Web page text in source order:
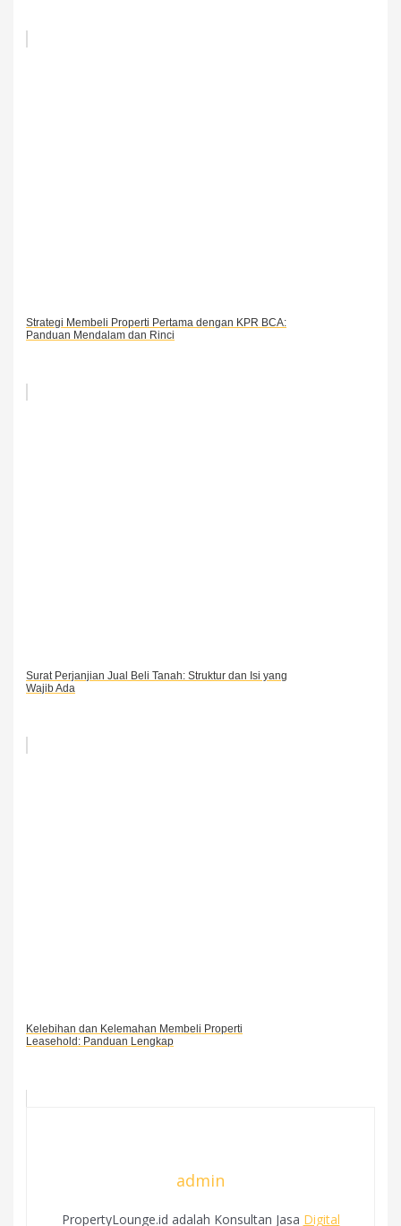
Strategi Membeli Properti Pertama dengan KPR BCA:
Panduan Mendalam dan Rinci
Surat Perjanjian Jual Beli Tanah: Struktur dan Isi yang
Wajib Ada
Kelebihan dan Kelemahan Membeli Properti
Leasehold: Panduan Lengkap
admin
PropertyLounge.id adalah Konsultan Jasa Digital